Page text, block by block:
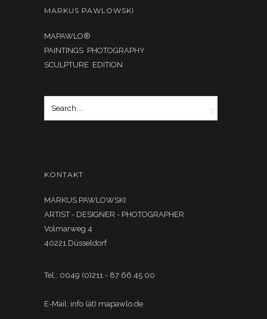
MARKUS PAWLOWSKI
MAPAWLO®
PAINTINGS PHOTOGRAPHY
SCULPTURE EDITION
KONTAKT
MARKUS PAWLOWSKI
ARTIST - DESIGNER - PHOTOGRAPHER
Volmarweg 4
40221 Düsseldorf
Tel.: 0049 (0)211 - 87 66 45 00
E-Mail: info (ät) mapawlo.de